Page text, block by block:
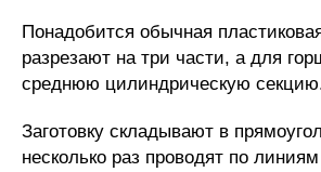
Понадобится обычная
разрезают на три части, а для
среднюю цилиндрическую
Заготовку складывают в
несколько раз проводят по